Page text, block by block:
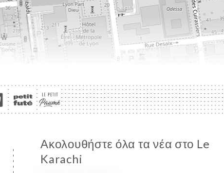
Ακολουθήστε όλα τα νέα στο Le
Karachi